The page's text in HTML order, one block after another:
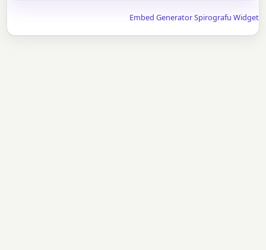
Embed Generator Spirografu Widget